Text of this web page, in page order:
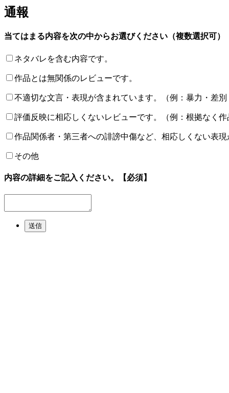
通報
当てはまる内容を次の中からお選びください（複数選択可）
ネタバレを含む内容です。
作品とは無関係のレビューです。
不適切な文言・表現が含まれています。（例：暴力・差
評価反映に相応しくないレビューです。（例：根拠なく
作品関係者・第三者への誹謗中傷など、相応しくない表
その他
内容の詳細をご記入ください。 【必須】
送信